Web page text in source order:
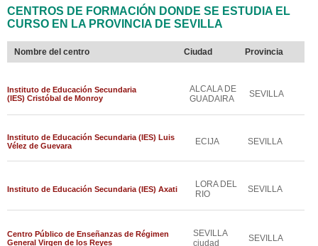
CENTROS DE FORMACIÓN DONDE SE ESTUDIA EL
CURSO EN LA PROVINCIA DE SEVILLA
Nombre del centro Ciudad Provincia
Instituto de Educación Secundaria
(IES) Cristóbal de Monroy
ALCALA DE
GUADAIRA
SEVILLA
Instituto de Educación Secundaria (IES) Luis
Vélez de Guevara
ECIJA SEVILLA
Instituto de Educación Secundaria (IES) Axati
LORA DEL
RIO
SEVILLA
Centro Público de Enseñanzas de Régimen
General Virgen de los Reyes
SEVILLA
ciudad
SEVILLA